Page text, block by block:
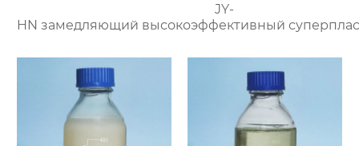
JY-
HN замедляющий высокоэффективный